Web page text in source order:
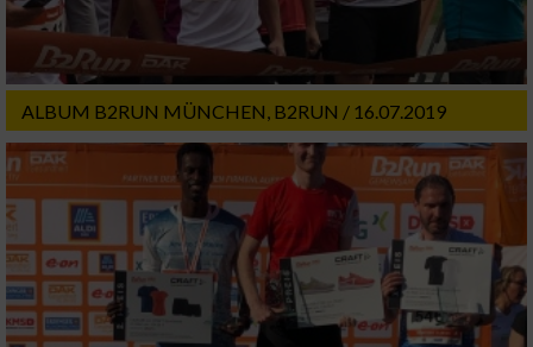
ALBUM B2RUN MÜNCHEN, B2RUN / 16.07.2019
IAB-Besonderheiten:
Verwendung genauer Standortdaten
Geräte anhand von aktiv angeforderten
Informationen identifizieren
Nicht-IAB-Verarbeitungszwecke:
Notwendig
Performance